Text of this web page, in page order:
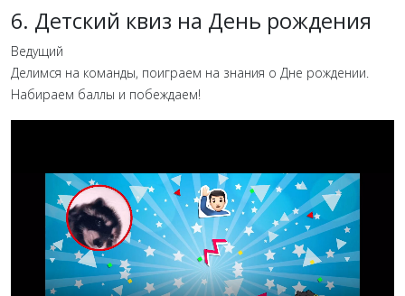
6. Детский квиз на День рождения
Ведущий
Делимся на команды, поиграем на знания о Дне рождении.
Набираем баллы и побеждаем!